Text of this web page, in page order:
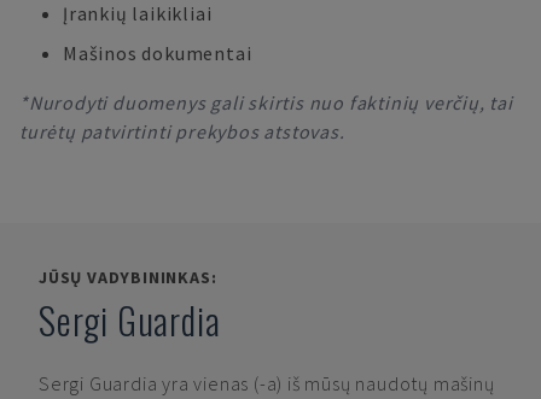
Įrankių laikikliai
Mašinos dokumentai
*Nurodyti duomenys gali skirtis nuo faktinių verčių, tai
turėtų patvirtinti prekybos atstovas.
JŪSŲ VADYBININKAS:
Sergi Guardia
Sergi Guardia yra vienas (-a) iš mūsų naudotų mašinų